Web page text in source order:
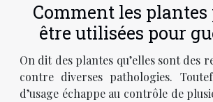
Comment les
être utilisées pour
maux ?
On dit des plantes qu’elles sont des
contre diverses pathologies.
d’usage échappe au contrôle de